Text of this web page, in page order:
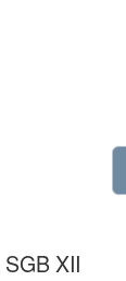
XII